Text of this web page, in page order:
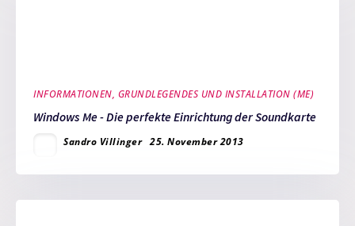
INFORMATIONEN, GRUNDLEGENDES UND INSTALLATION (ME)
Windows Me - Die perfekte Einrichtung der Soundkarte
Sandro Villinger 25. November 2013